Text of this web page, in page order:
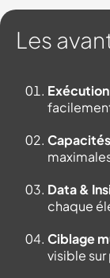
Les
Data &
chaque
Ciblage
visible